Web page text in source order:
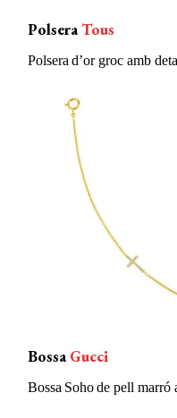
PolseraTous
Polsera d’or groc amb
BossaGucci
Bossa Soho depell marró